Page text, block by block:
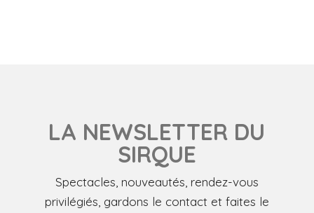
LA NEWSLETTER DU
SIRQUE
Spectacles, nouveautés, rendez-vous
privilégiés, gardons le contact et faites le